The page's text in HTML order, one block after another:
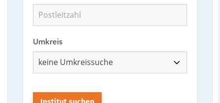
Umkreis